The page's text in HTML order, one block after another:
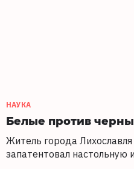
НАУКА
Белые против
Житель города
запатентовал настольную